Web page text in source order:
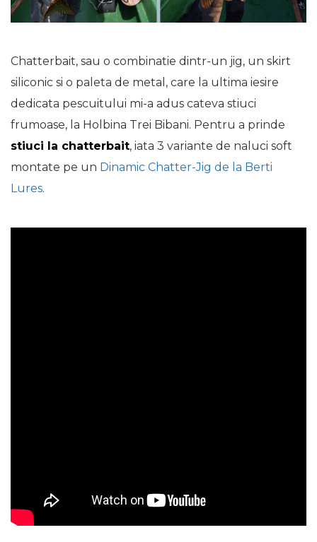
Chatterbait, sau o combinatie dintr-un jig, un skirt
siliconic si o paleta de metal, care la ultima iesire
dedicata pescuitului mi-a adus cateva stiuci
frumoase, la Holbina Trei Bibani. Pentru a prinde
stiuci la chatterbait, iata 3 variante de naluci soft
montate pe un Dinamic Chatter-Jig de la Berti
Lures.